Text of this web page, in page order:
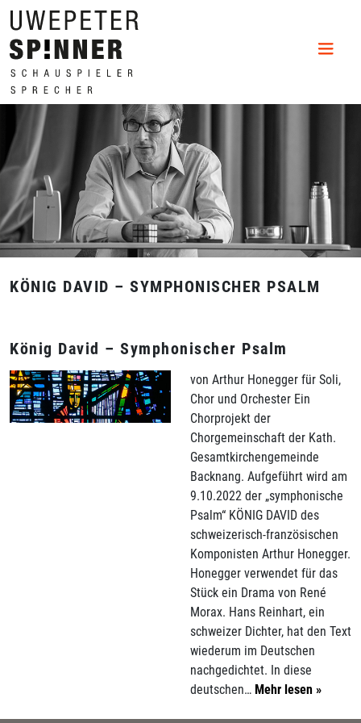
KÖNIG DAVID – SYMPHONISCHER PSALM
König David – Symphonischer Psalm
von Arthur Honegger für Soli,
Chor und Orchester Ein
Chorprojekt der
Chorgemeinschaft der Kath.
Gesamtkirchengemeinde
Backnang. Aufgeführt wird am
9.10.2022 der „symphonische
Psalm“ KÖNIG DAVID des
schweizerisch-französischen
Komponisten Arthur Honegger.
Honegger verwendet für das
Stück ein Drama von René
Morax. Hans Reinhart, ein
schweizer Dichter, hat den Text
wiederum im Deutschen
nachgedichtet. In diese
deutschen… Mehr lesen »